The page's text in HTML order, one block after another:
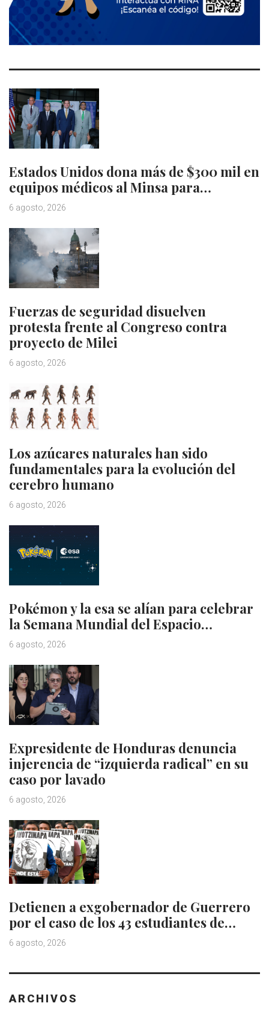
Estados Unidos dona más de $300 mil en
equipos médicos al Minsa para…
6 agosto, 2026
Fuerzas de seguridad disuelven
protesta frente al Congreso contra
proyecto de Milei
6 agosto, 2026
Los azúcares naturales han sido
fundamentales para la evolución del
cerebro humano
6 agosto, 2026
Pokémon y la esa se alían para celebrar
la Semana Mundial del Espacio…
6 agosto, 2026
Expresidente de Honduras denuncia
injerencia de “izquierda radical” en su
caso por lavado
6 agosto, 2026
Detienen a exgobernador de Guerrero
por el caso de los 43 estudiantes de…
6 agosto, 2026
ARCHIVOS